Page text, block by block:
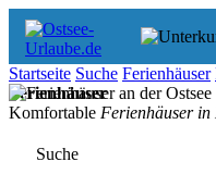
Startseite Suche Ferienhäuser
Ferienhäuser
Komfortable Ferienhäuser in
Suche